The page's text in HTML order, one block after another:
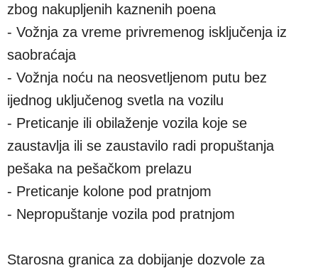
zbog nakupljenih kaznenih poena
- Vožnja za vreme privremenog isključenja iz
saobraćaja
- Vožnja noću na neosvetljenom putu bez
ijednog uključenog svetla na vozilu
- Preticanje ili obilaženje vozila koje se
zaustavlja ili se zaustavilo radi propuštanja
pešaka na pešačkom prelazu
- Preticanje kolone pod pratnjom
- Nepropuštanje vozila pod pratnjom
Starosna granica za dobijanje dozvole za